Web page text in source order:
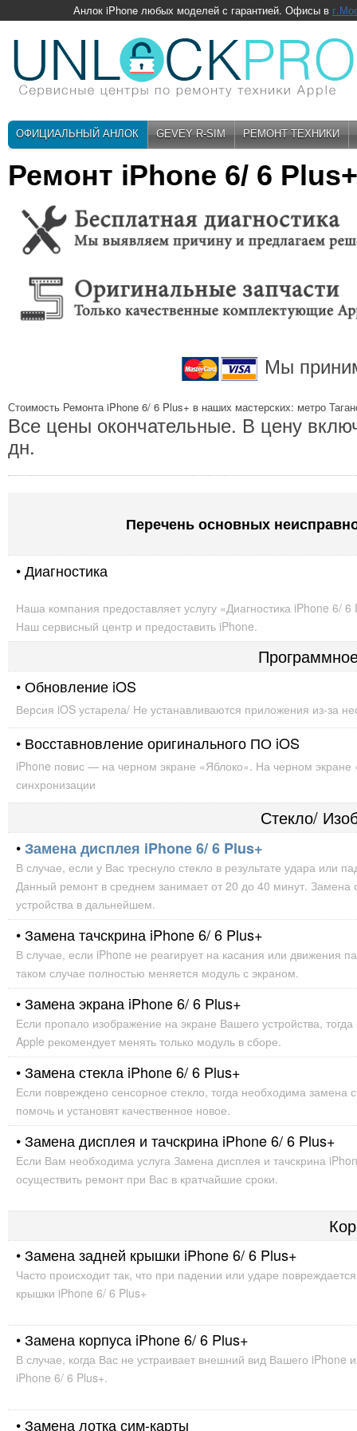
Анлок iPhone любых моделей с гарантией. Офисы в
ОФИЦИАЛЬНЫЙ АНЛОК GEVEY R-SIM РЕМОНТ ТЕХНИКИ
Ремонт iPhone 6/ 6 Plus+
Мы
Стоимость Ремонта iPhone 6/ 6 Plus+ в наших мастерских: метро
Все цены окончательные. В цену
дн.
Перечень основных
• Диагностика
Наша компания предоставляет услугу «Диагностика iPhone
Наш сервисный центр и предоставить iPhone.
• Обновление iOS
Версия iOS устарела/ Не устанавливаются приложения из-за
• Восставновление оригинального ПО iOS
iPhone повис — на черном экране «Яблоко». На черном
синхронизации
Стекло/
•Замена дисплея iPhone 6/ 6 Plus+
В случае, если у Вас треснуло стекло в результате удара
Данный ремонт в среднем занимает от 20 до 40 минут. Замена
устройства в дальнейшем.
• Замена тачскрина iPhone 6/ 6 Plus+
В случае, если iPhone не реагирует на касания или движения
таком случае полностью меняется модуль с экраном.
• Замена экрана iPhone 6/ 6 Plus+
Если пропало изображение на экране Вашего устройства,
Apple рекомендует менять только модуль в сборе.
• Замена стекла iPhone 6/ 6 Plus+
Если повреждено сенсорное стекло, тогда необходима
помочь и установят качественное новое.
• Замена дисплея и тачскрина iPhone 6/ 6 Plus+
Если Вам необходима услуга Замена дисплея и тачскрина
осуществить ремонт при Вас в кратчайшие сроки.
• Замена задней крышки iPhone 6/ 6 Plus+
Часто происходит так, что при падении или ударе
крышки iPhone 6/ 6 Plus+
• Замена корпуса iPhone 6/ 6 Plus+
В случае, когда Вас не устраивает внешний вид Вашего
iPhone 6/ 6 Plus+.
• Замена лотка сим-карты